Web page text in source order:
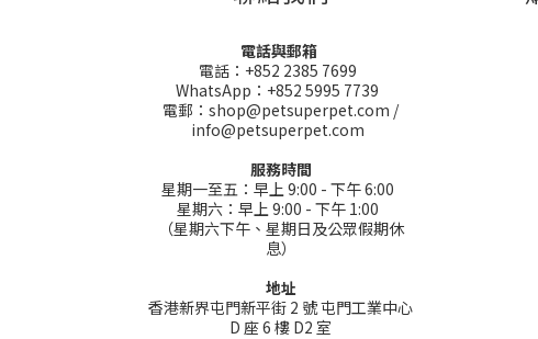
電話與郵箱
電話：+852 2385 7699
WhatsApp：+852 5995 7739
電郵：shop@petsuperpet.com /
info@petsuperpet.com
服務時間
星期一至五：早上 9:00 - 下午 6:00
星期六：早上 9:00 - 下午 1:00
（星期六下午、星期日及公眾假期休
息）
地址
香港新界屯門新平街 2 號 屯門工業中心
D 座 6 樓 D2 室